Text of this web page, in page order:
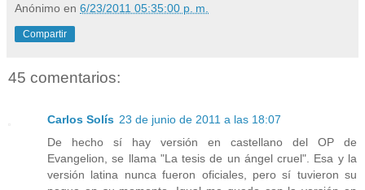
Anónimo en 6/23/2011 05:35:00 p. m.
Compartir
45 comentarios:
Carlos Solís 23 de junio de 2011 a las 18:07
De hecho sí hay versión en castellano del OP de
Evangelion, se llama "La tesis de un ángel cruel". Esa y la
versión latina nunca fueron oficiales, pero sí tuvieron su